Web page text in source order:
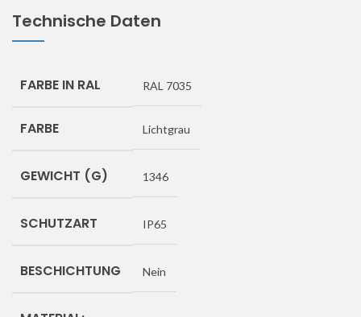
Technische Daten
FARBE IN RAL RAL 7035
FARBE Lichtgrau
GEWICHT (G) 1346
SCHUTZART IP65
BESCHICHTUNG Nein